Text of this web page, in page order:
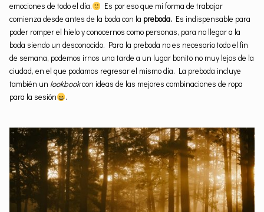
emociones de todo el día.
Es por eso que mi forma de trabajar
comienza desde antes de la boda con la preboda.Es indispensable para
poder romper el hielo y conocernos como personas, para no llegar a la
boda siendo un desconocido. Para la preboda no es necesario todo el fin
de semana, podemos irnos una tarde a un lugar bonito no muy lejos de la
ciudad, en el que podamos regresar el mismo día. La preboda incluye
también un lookbookcon ideas de las mejores combinaciones de ropa
para la sesión
.